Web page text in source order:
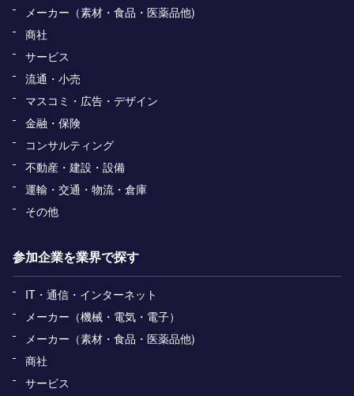
メーカー（素材・食品・医薬品他)
商社
サービス
流通・小売
マスコミ・広告・デザイン
金融・保険
コンサルティング
不動産・建設・設備
運輸・交通・物流・倉庫
その他
参加企業を業界で探す
IT・通信・インターネット
メーカー（機械・電気・電子）
メーカー（素材・食品・医薬品他)
商社
サービス